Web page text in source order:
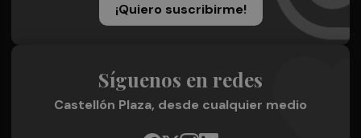
¡Quiero suscribirme!
Síguenos en redes
Castellón Plaza, desde cualquier medio